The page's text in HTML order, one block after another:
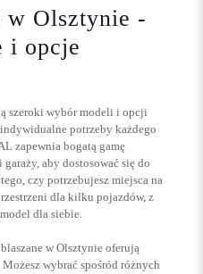
w Olsztynie -
i opcje
szeroki wybór modeli i opcji
potrzeby każdego
zapewnia bogatą gamę
aby dostosować się do
czy potrzebujesz miejsca na
dla kilku pojazdów, z
dla siebie.
w Olsztynie oferują
wybrać spośród różnych